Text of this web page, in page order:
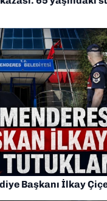
Başkanı İlkay